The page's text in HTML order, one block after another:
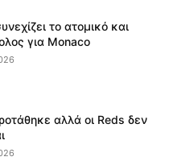
το ατομικό και
για Monaco
αλλά οι Reds δεν